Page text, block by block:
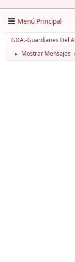
Menú Principal
GDA.-Guardianes Del
► Mostrar Mensajes